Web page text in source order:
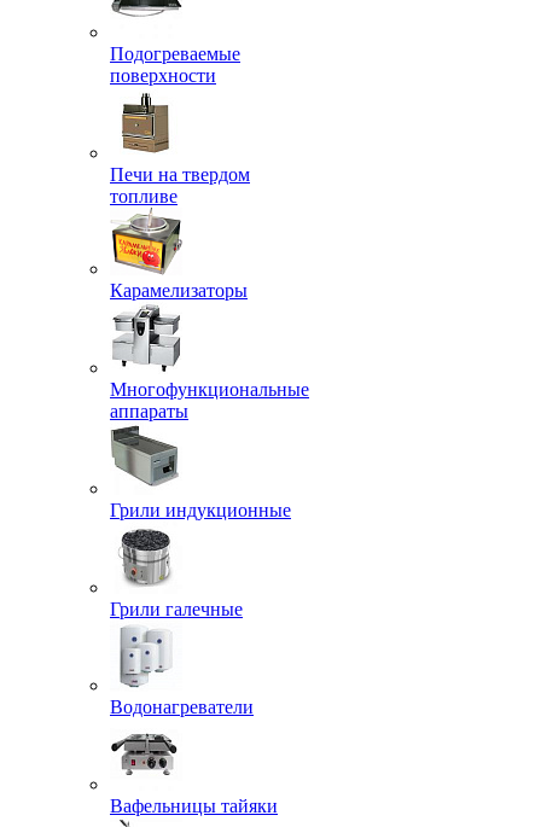
Подогреваемые
поверхности
Печи на твердом
топливе
Карамелизаторы
Многофункциональные
аппараты
Грили индукционные
Грили галечные
Водонагреватели
Вафельницы тайяки